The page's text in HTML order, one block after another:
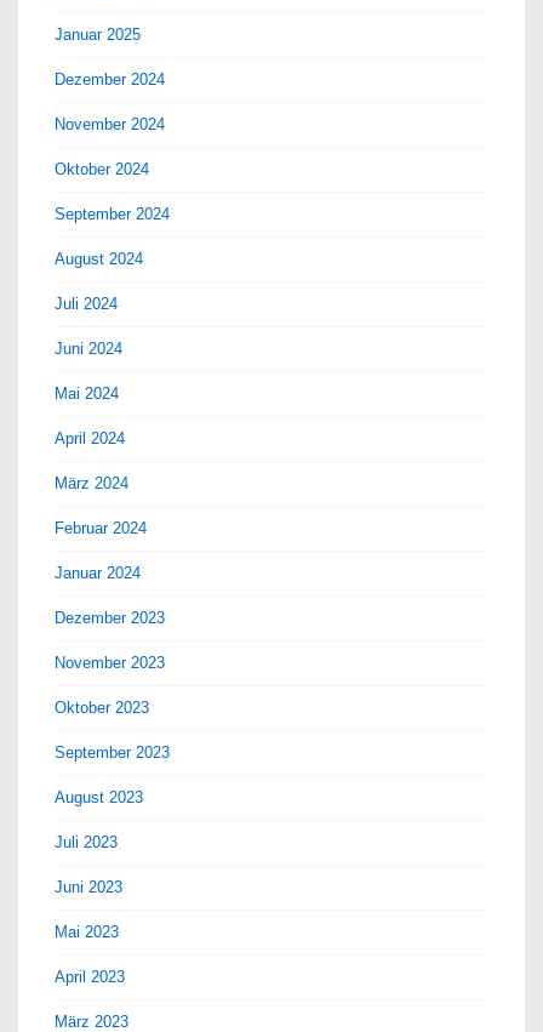
Januar 2025
Dezember 2024
November 2024
Oktober 2024
September 2024
August 2024
Juli 2024
Juni 2024
Mai 2024
April 2024
März 2024
Februar 2024
Januar 2024
Dezember 2023
November 2023
Oktober 2023
September 2023
August 2023
Juli 2023
Juni 2023
Mai 2023
April 2023
März 2023